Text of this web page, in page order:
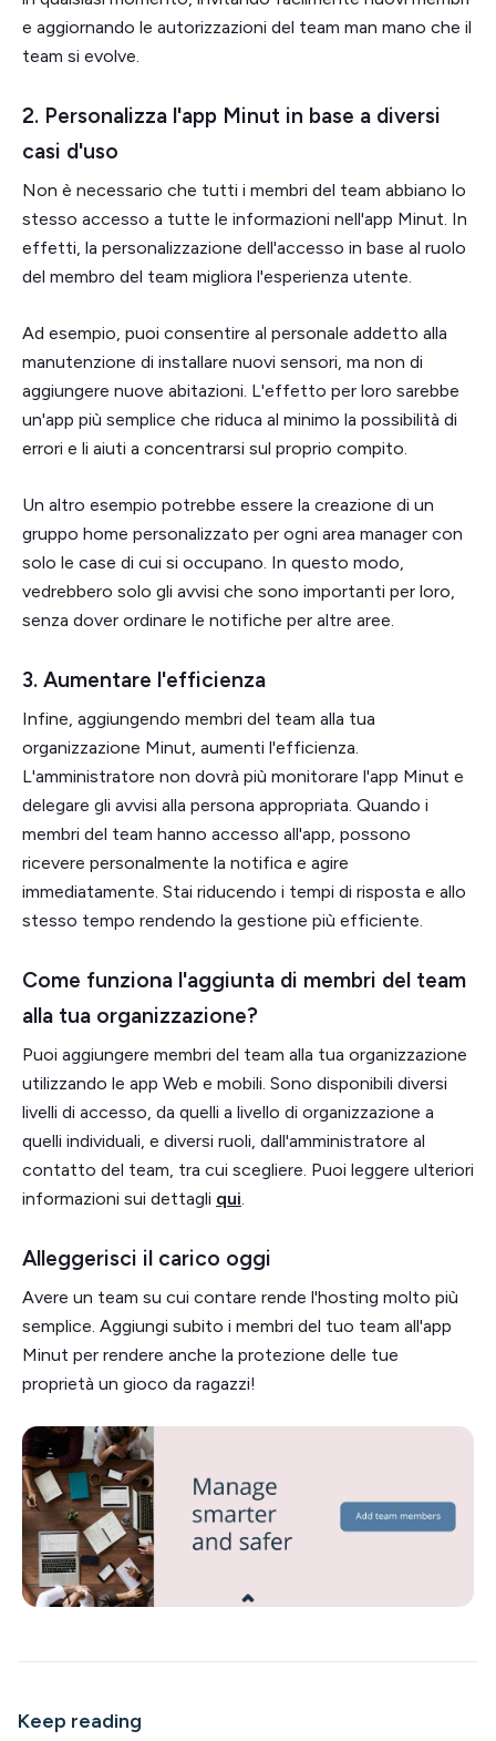
e aggiornando le autorizzazioni del team man mano che il
team si evolve.
2. Personalizza l'app Minut in base a diversi
casi d'uso
Non è necessario che tutti i membri del team abbiano lo
stesso accesso a tutte le informazioni nell'app Minut. In
effetti, la personalizzazione dell'accesso in base al ruolo
del membro del team migliora l'esperienza utente.
Ad esempio, puoi consentire al personale addetto alla
manutenzione di installare nuovi sensori, ma non di
aggiungere nuove abitazioni. L'effetto per loro sarebbe
un'app più semplice che riduca al minimo la possibilità di
errori e li aiuti a concentrarsi sul proprio compito.
Un altro esempio potrebbe essere la creazione di un
gruppo home personalizzato per ogni area manager con
solo le case di cui si occupano. In questo modo,
vedrebbero solo gli avvisi che sono importanti per loro,
senza dover ordinare le notifiche per altre aree.
3. Aumentare l'efficienza
Infine, aggiungendo membri del team alla tua
organizzazione Minut, aumenti l'efficienza.
L'amministratore non dovrà più monitorare l'app Minut e
delegare gli avvisi alla persona appropriata. Quando i
membri del team hanno accesso all'app, possono
ricevere personalmente la notifica e agire
immediatamente. Stai riducendo i tempi di risposta e allo
stesso tempo rendendo la gestione più efficiente.
Come funziona l'aggiunta di membri del team
alla tua organizzazione?
Puoi aggiungere membri del team alla tua organizzazione
utilizzando le app Web e mobili. Sono disponibili diversi
livelli di accesso, da quelli a livello di organizzazione a
quelli individuali, e diversi ruoli, dall'amministratore al
contatto del team, tra cui scegliere. Puoi leggere ulteriori
informazioni sui dettagli qui
Alleggerisci il carico oggi
Avere un team su cui contare rende l'hosting molto più
semplice. Aggiungi subito i membri del tuo team all'app
Minut per rendere anche la protezione delle tue
proprietà un gioco da ragazzi!
Keep reading